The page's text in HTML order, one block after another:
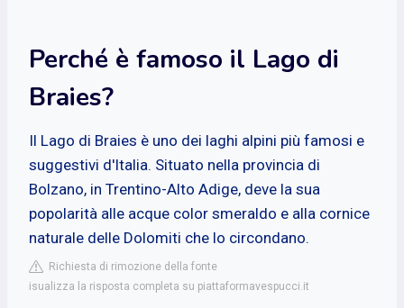
Perché è famoso il Lago di
Braies?
Il Lago di Braies è uno dei laghi alpini più famosi e
suggestivi d'Italia. Situato nella provincia di
Bolzano, in Trentino-Alto Adige, deve la sua
popolarità alle acque color smeraldo e alla cornice
naturale delle Dolomiti che lo circondano.
Richiesta di rimozione della fonte
isualizza la risposta completa su piattaformavespucci.it